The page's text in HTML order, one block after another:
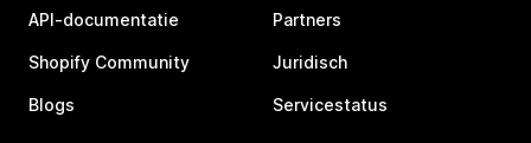
API-documentatie
Shopify Community
Blogs
Partners
Juridisch
Servicestatus